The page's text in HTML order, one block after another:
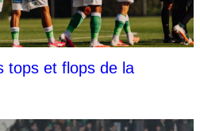
tops et flops de la